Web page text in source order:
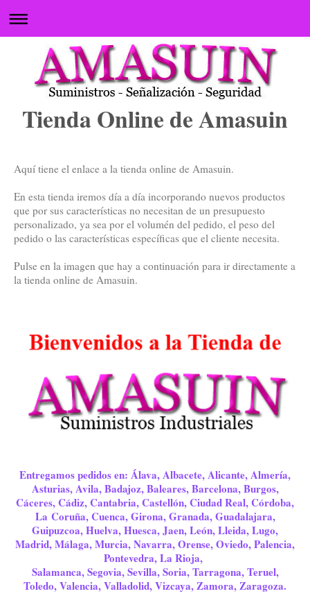
Tienda Online de Amasuin
Aquí tiene el enlace a la tienda online de Amasuin.
En esta tienda iremos día a día incorporando nuevos productos
que por sus características no necesitan de un presupuesto
personalizado, ya sea por el volumén del pedido, el peso del
pedido o las características específicas que el cliente necesita.
Pulse en la imagen que hay a continuación para ir directamente a
la tienda online de Amasuin.
Entregamos pedidos en: Álava, Albacete, Alicante, Almería,
Asturias, Avila, Badajoz, Baleares, Barcelona, Burgos,
Cáceres, Cádiz, Cantabria, Castellón, Ciudad Real, Córdoba,
La Coruña, Cuenca, Girona, Granada, Guadalajara,
Guipuzcoa, Huelva, Huesca, Jaen, León, Lleida, Lugo,
Madrid, Málaga, Murcia, Navarra, Orense, Oviedo, Palencia,
Pontevedra, La Rioja,
Salamanca, Segovia, Sevilla, Soria, Tarragona, Teruel,
Toledo, Valencia, Valladolid, Vizcaya, Zamora, Zaragoza.